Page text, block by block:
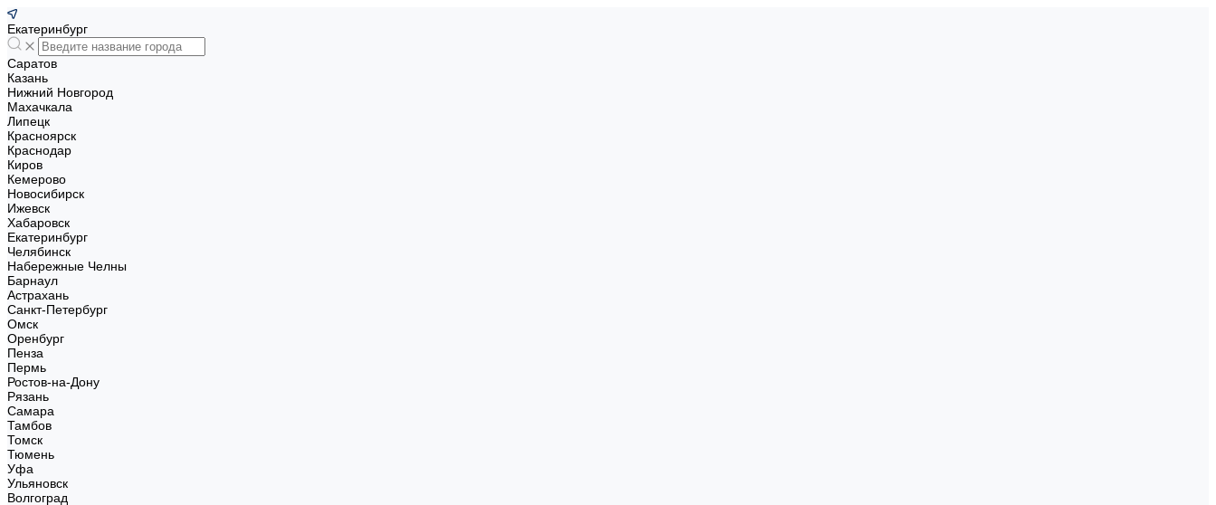
Екатеринбург
Саратов
Казань
Нижний Новгород
Махачкала
Липецк
Красноярск
Краснодар
Киров
Кемерово
Новосибирск
Ижевск
Хабаровск
Екатеринбург
Челябинск
Набережные Челны
Барнаул
Астрахань
Санкт-Петербург
Омск
Оренбург
Пенза
Пермь
Ростов-на-Дону
Рязань
Самара
Тамбов
Томск
Тюмень
Уфа
Ульяновск
Волгоград